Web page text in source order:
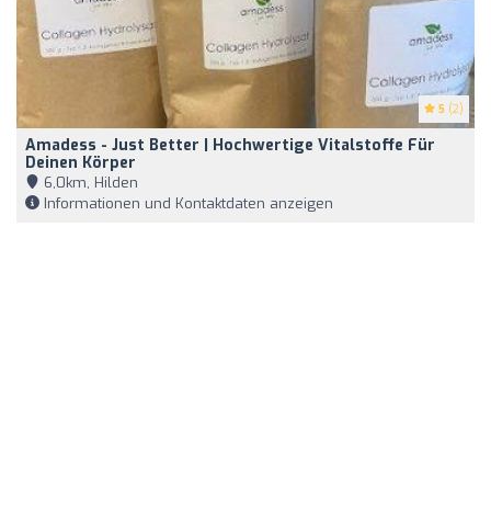
5 (2)
Amadess - Just Better | Hochwertige Vitalstoffe Für
Deinen Körper
6,0km, Hilden
Informationen und Kontaktdaten anzeigen